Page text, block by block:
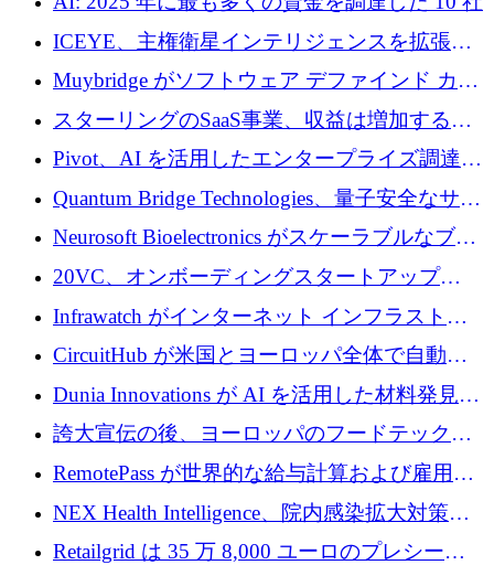
ICEYE、主権衛星インテリジェンスを拡張す
るために 3 億ユーロの信用枠を確保
Muybridge がソフトウェア デファインド カメ
ラ テクノロジーを拡張するためにシリーズ A
で 1,600 万ドルを調達
スターリングのSaaS事業、収益は増加するも
グループ利益は減少
Pivot、AI を活用したエンタープライズ調達プ
ラットフォームを拡大するために 4,000 万ド
ルを調達
Quantum Bridge Technologies、量子安全なサイ
バーセキュリティ インフラストラクチャの拡
Neurosoft Bioelectronics がスケーラブルなブレ
イン コンピューター インターフェイスのため
に 750 万ドルを調達
20VC、オンボーディングスタートアップ
Prelude へのシリーズ A 投資で 2,000 万ドルを
Infrawatch がインターネット インフラストラ
クチャ インテリジェンス向けに 300 万ドルの
プレシードを確保
CircuitHub が米国とヨーロッパ全体で自動電
子機器製造を拡大するために 2,800 万ドルを
Dunia Innovations が AI を活用した材料発見を
産業化するために 2 億 8,000 万ユーロのベル
誇大宣伝の後、ヨーロッパのフードテックセ
クターはファンダメンタルズを中心に再構築
RemotePass が世界的な給与計算および雇用プ
ラットフォームを拡大するために 1,740 万ド
NEX Health Intelligence、院内感染拡大対策に
100万ユーロを確保
Retailgrid は 35 万 8,000 ユーロのプレシード